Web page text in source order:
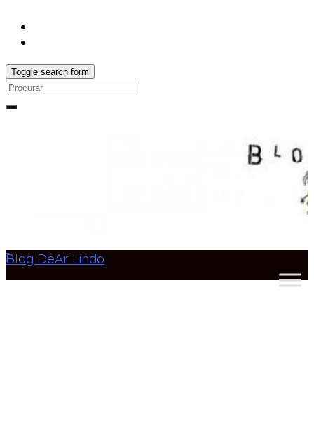
Toggle search form
Search
Blog DeAr Lindo